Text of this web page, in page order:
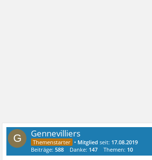
G Gennevilliers
• Mitglied seit: 17.08.2019
Beiträge:588 Danke: 147 Themen: 10